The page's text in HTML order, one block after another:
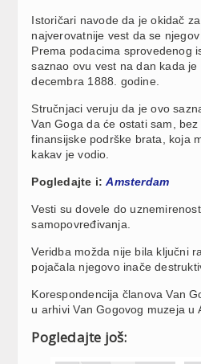
Istoričari navode da je okidač
najverovatnije vest da se
Prema podacima sprovedenog
saznao ovu vest na dan kada je
decembra 1888. godine.
Stručnjaci veruju da je ovo
Van Goga da će ostati sam,
finansijske podrške brata, koja
kakav je vodio.
Pogledajte i:Amsterdam
Vesti su dovele do
samopovređivanja.
Veridba možda nije bila ključni
pojačala njegovo inače
Korespondencija članova Van
u arhivi Van Gogovog muzeja u
Pogledajte još: